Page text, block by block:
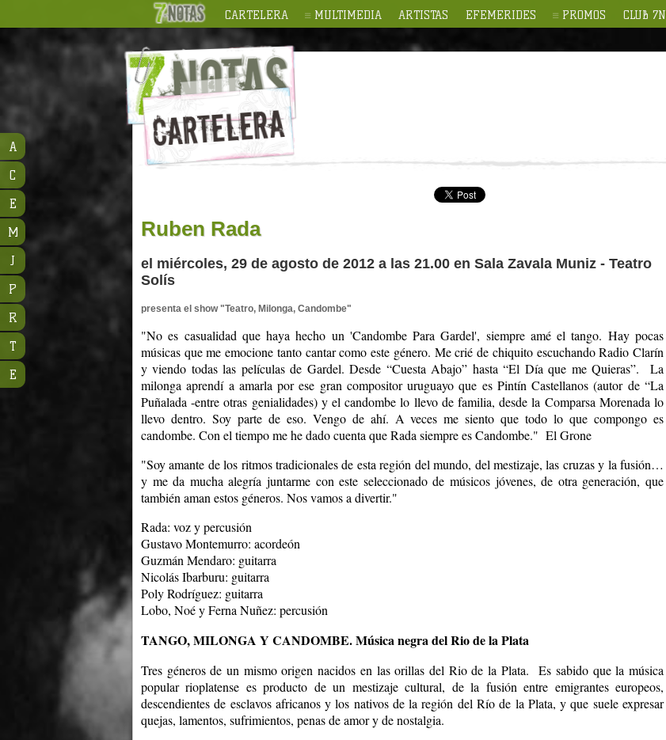
CARTELERA MULTIMEDIA ARTISTAS EFEMERIDES PROMOS CLUB 7N
Ruben Rada
el miércoles, 29 de agosto de 2012 a las 21.00 en Sala Zavala Muniz - Teatro
Solís
presenta el show "Teatro, Milonga, Candombe"
"No es casualidad que haya hecho un 'Candombe Para Gardel', siempre amé el tango. Hay pocas
músicas que me emocione tanto cantar como este género. Me crié de chiquito escuchando Radio Clarín
y viendo todas las películas de Gardel. Desde “Cuesta Abajo” hasta “El Día que me Quieras”. La
milonga aprendí a amarla por ese gran compositor uruguayo que es Pintín Castellanos (autor de “La
Puñalada -entre otras genialidades) y el candombe lo llevo de familia, desde la Comparsa Morenada lo
llevo dentro. Soy parte de eso. Vengo de ahí. A veces me siento que todo lo que compongo es
candombe. Con el tiempo me he dado cuenta que Rada siempre es Candombe." El Grone
"Soy amante de los ritmos tradicionales de esta región del mundo, del mestizaje, las cruzas y la fusión…
y me da mucha alegría juntarme con este seleccionado de músicos jóvenes, de otra generación, que
también aman estos géneros. Nos vamos a divertir."
Rada: voz y percusión
Gustavo Montemurro: acordeón
Guzmán Mendaro: guitarra
Nicolás Ibarburu: guitarra
Poly Rodríguez: guitarra
Lobo, Noé y Ferna Nuñez: percusión
TANGO, MILONGA Y CANDOMBE. Música negra del Rio de la Plata
Tres géneros de un mismo origen nacidos en las orillas del Rio de la Plata. Es sabido que la música
popular rioplatense es producto de un mestizaje cultural, de la fusión entre emigrantes europeos,
descendientes de esclavos africanos y los nativos de la región del Río de la Plata, y que suele expresar
quejas, lamentos, sufrimientos, penas de amor y de nostalgia.
A
C
E
M
J
P
R
T
E